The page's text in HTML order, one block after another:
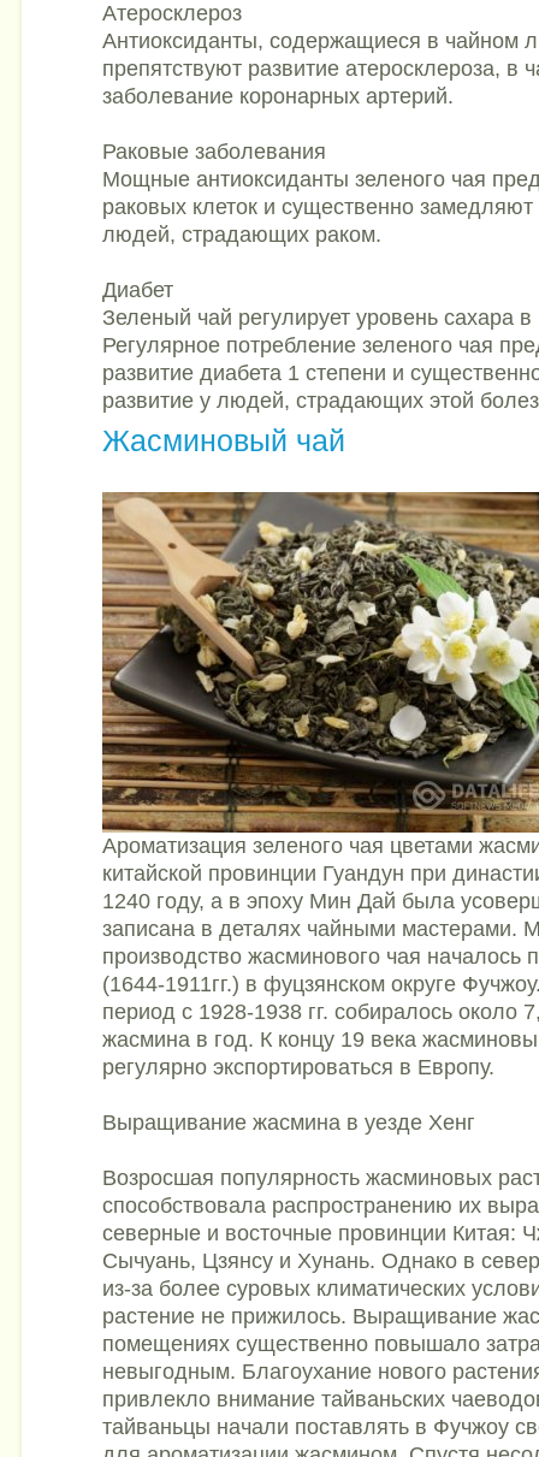
Атеросклероз
Антиоксиданты, содержащиеся в чайном
препятствуют развитие атеросклероза, в
заболевание коронарных артерий.
Раковые заболевания
Мощные антиоксиданты зеленого чая
раковых клеток и существенно замедляют
людей, страдающих раком.
Диабет
Зеленый чай регулирует уровень сахара в
Регулярное потребление зеленого чая
развитие диабета 1 степени и
развитие у людей, страдающих этой
Жасминовый чай
Ароматизация зеленого чая цветами
китайской провинции Гуандун при
1240 году, а в эпоху Мин Дай была
записана в деталях чайными мастерами.
производство жасминового чая началось
(1644-1911гг.) в фуцзянском округе
период с 1928-1938 гг. собиралось около
жасмина в год. К концу 19 века
регулярно экспортироваться в Европу.
Выращивание жасмина в уезде Хенг
Возросшая популярность жасминовых
способствовала распространению их
северные и восточные провинции Китая:
Сычуань, Цзянсу и Хунань. Однако в
из-за более суровых климатических
растение не прижилось. Выращивание
помещениях существенно повышало
невыгодным. Благоухание нового
привлекло внимание тайваньских
тайваньцы начали поставлять в Фучжоу